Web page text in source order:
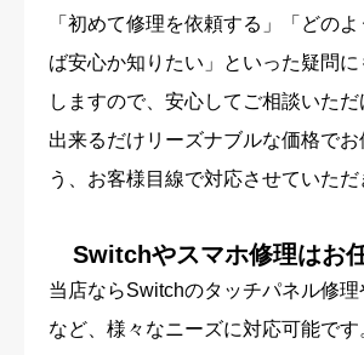
「初めて修理を依頼する」「どの
ば安心か知りたい」といった疑問に
しますので、安心してご相談いただ
出来るだけリーズナブルな価格でお
う、お客様目線で対応させていただ
Switchやスマホ修理はお
当店ならSwitchのタッチパネル修
など、様々なニーズに対応可能です